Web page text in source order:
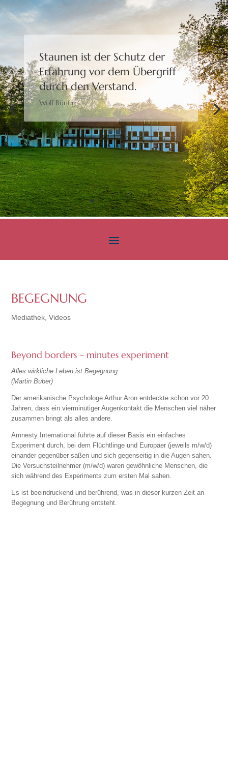
Staunen ist der Schutz der
Erfahrung vor dem Übergriff
durch den Verstand.
Wolf Büntig
Bewusstheit gibt uns die
Freiheit,eine Wahl zu treffen.
Moshé Feldenkrais
BEGEGNUNG
Mediathek ,Videos
Beyond borders – minutes experiment
Alles wirkliche Leben ist Begegnung.
(Martin Buber)
Der amerikanische Psychologe Arthur Aron entdeckte schon vor 20
Jahren, dass ein vierminütiger Augenkontakt die Menschen viel näher
zusammen bringt als alles andere.
Amnesty International führte auf dieser Basis ein einfaches
Experiment durch, bei dem Flüchtlinge und Europäer (jeweils m/w/d)
einander gegenüber saßen und sich gegenseitig in die Augen sahen.
Die Versuchsteilnehmer (m/w/d) waren gewöhnliche Menschen, die
sich während des Experiments zum ersten Mal sahen.
Es ist beeindruckend und berührend, was in dieser kurzen Zeit an
Begegnung und Berührung entsteht.